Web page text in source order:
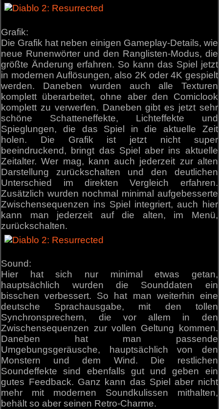
Grafik:
Die Grafik hat neben einigen Gameplay-Details, wie
neue Runenwörter und den Ranglisten-Modus, die
größte Änderung erfahren. So kann das Spiel jetzt
in modernen Auflösungen, also 2K oder 4K gespielt
werden. Daneben wurden auch alle Texturen
komplett überarbeitet, ohne aber den Comiclook
komplett zu verwerfen. Daneben gibt es jetzt sehr
schöne Schatteneffekte, Lichteffekte und
Spieglungen, die das Spiel in die aktuelle Zeit
holen. Die Grafik ist jetzt nicht super
beeindruckend, bringt das Spiel aber ins aktuelle
Zeitalter. Wer mag, kann auch jederzeit zur alten
Darstellung zurückschalten und den deutlichen
Unterschied im direkten Vergleich erfahren.
Zusätzlich wurden nochmal minimal aufgebesserte
Zwischensequenzen ins Spiel integriert, auch hier
kann man jederzeit auf die alten, im Menü,
zurückschalten.
Sound:
Hier hat sich nur minimal etwas getan,
hauptsächlich wurden die Sounddaten ein
bisschen verbessert. So hat man weiterhin eine
deutsche Sprachausgabe, mit den tollen
Synchronsprechern, die vor allem in den
Zwischensequenzen zur vollen Geltung kommen.
Daneben hat man passende
Umgebungsgeräusche, hauptsächlich von den
Monstern und dem Wind. Die restlichen
Soundeffekte sind ebenfalls gut und geben ein
gutes Feedback. Ganz kann das Spiel aber nicht
mehr mit modernen Soundkulissen mithalten,
behält so aber seinen Retro-Charme.